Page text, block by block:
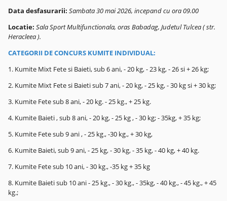
Data desfasurarii: Sambata 30 mai 2026, incepand cu ora 09.00
Locatie: Sala Sport Multifunctionala, oras Babadag, Judetul Tulcea ( str.
Heracleea ).
CATEGORII DE CONCURS KUMITE INDIVIDUAL:
1. Kumite Mixt Fete si Baieti, sub 6 ani, - 20 kg, - 23 kg, - 26 si + 26 kg;
2. Kumite Mixt Fete si Baieti sub 7 ani, - 20 kg, - 25 kg, - 30 kg si + 30 kg;
3. Kumite Fete sub 8 ani, - 20 kg. - 25 kg., + 25 kg.
4. Kumite Baieti , sub 8 ani, - 20 kg, - 25 kg , - 30 kg; - 35kg, + 35 kg;
5. Kumite Fete sub 9 ani , - 25 kg., -30 kg., + 30 kg,
6. Kumite Baieti, sub 9 ani, - 25 kg, - 30 kg, - 35 kg, - 40 kg, + 40 kg.
7. Kumite Fete sub 10 ani, - 30 kg., -35 kg + 35 kg
8. Kumite Baieti sub 10 ani - 25 kg., - 30 kg., - 35kg, - 40 kg., - 45 kg., + 45
kg.;